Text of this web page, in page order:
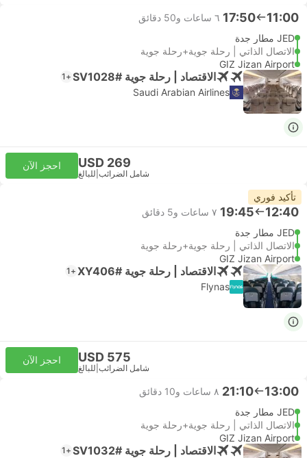
11:00
17:50 ٦ ساعات و‫50 دقائق
JED مطار جدة
الاتصال الذاتي | رحلة جوية+رحلة جوية
GIZ Jizan Airport
الاقتصاد | رحلة جوية #SV1028 +1
Saudi Arabian Airlines
USD 269
شامل الضرائب للبالغ
احجز الآن
تأكيد فوري
12:40
19:45 ٧ ساعات و‫5 دقائق
JED مطار جدة
الاتصال الذاتي | رحلة جوية+رحلة جوية
GIZ Jizan Airport
الاقتصاد | رحلة جوية #XY406 +1
Flynas
USD 575
شامل الضرائب للبالغ
احجز الآن
13:00
21:10 ٨ ساعات و‫10 دقائق
JED مطار جدة
الاتصال الذاتي | رحلة جوية+رحلة جوية
GIZ Jizan Airport
الاقتصاد | رحلة جوية #SV1032 +1